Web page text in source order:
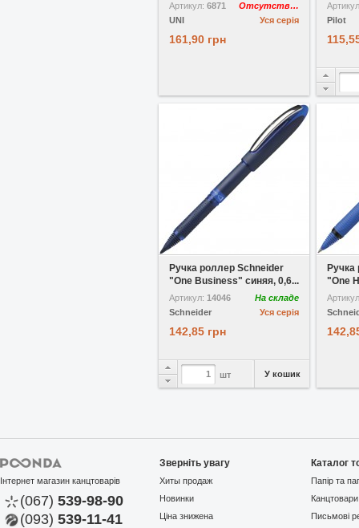
Артикул: 6871
Отсутствует
Уся серія
UNI
161,90 грн
Pilot
У вибране
Ручка роллер Schneider
"One Business" синяя, 0,6...
Артикул: 14046
На складе
Уся серія
Schneider
142,85 грн
шт У кошик
У
Ручка
"One
Інтернет магазин канцтоварів
(067) 539-98-90
(093) 539-11-41
Зверніть увагу
Хиты продаж
Новинки
Ціна знижена
Каталог
Папір та
Канцтовари
Письмові